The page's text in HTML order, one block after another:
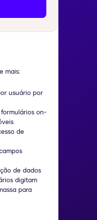
mais:
usuário por
on-
de
de dados
digitam
para